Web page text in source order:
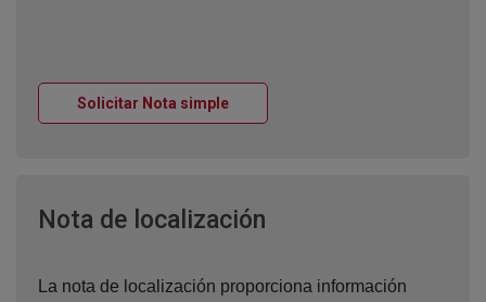
Solicitar Nota simpleVentana nueva
Nota de localización
La nota de localización proporciona información